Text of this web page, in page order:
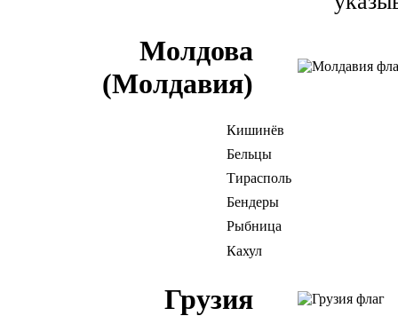
Молдова
(Молдавия)
Кишинёв
Бельцы
Тирасполь
Бендеры
Рыбница
Кахул
Грузия